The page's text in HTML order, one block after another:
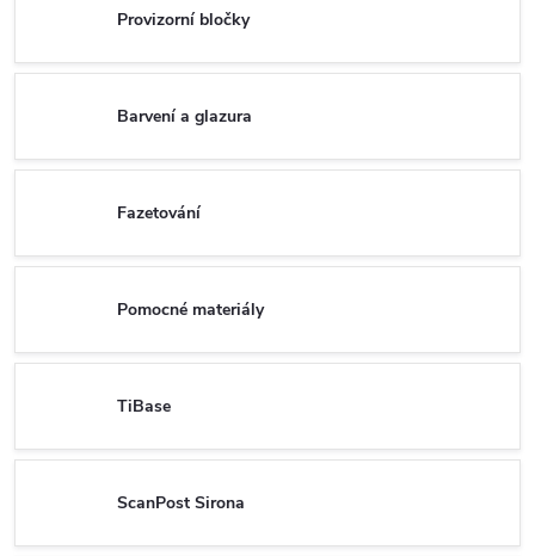
Provizorní bločky
Barvení a glazura
Fazetování
Pomocné materiály
TiBase
ScanPost Sirona